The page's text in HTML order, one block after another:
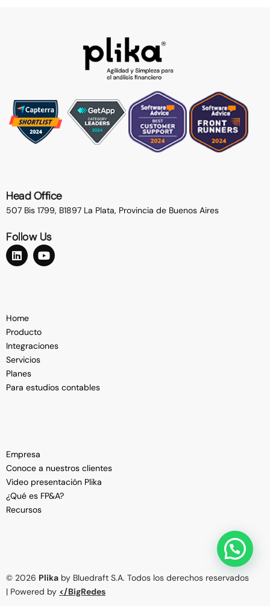
Head Office
507 Bis 1799, B1897 La Plata, Provincia de Buenos Aires
Follow Us
Home
Producto
Integraciones
Servicios
Planes
Para estudios contables
Empresa
Conoce a nuestros clientes
Video presentación Plika
¿Qué es FP&A?
Recursos
© 2026 Plika by Bluedraft S.A. Todos los derechos reservados
| Powered by </BigRedes